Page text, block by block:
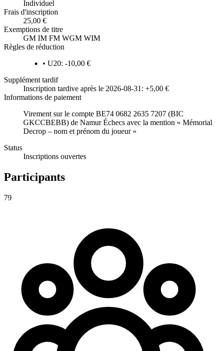
Individuel
Frais d'inscription
25,00 €
Exemptions de titre
GM IM FM WGM WIM
Règles de réduction
• U20: -10,00 €
Supplément tardif
Inscription tardive après le 2026-08-31: +5,00 €
Informations de paiement
Virement sur le compte BE74 0682 2635 7207 (BIC
GKCCBEBB) de Namur Échecs avec la mention « Mémorial
Decrop – nom et prénom du joueur »
Status
Inscriptions ouvertes
Participants
79